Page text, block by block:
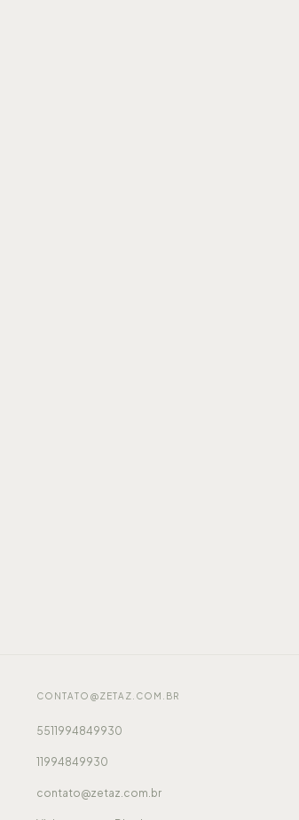
CONTATO@ZETAZ.COM.BR
5511994849930
11994849930
contato@zetaz.com.br